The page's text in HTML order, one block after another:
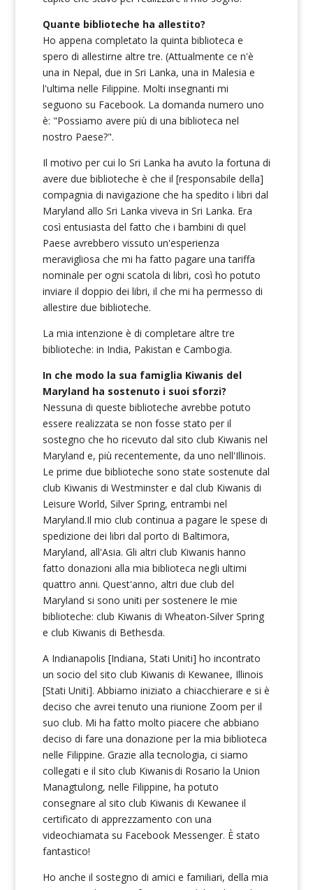
Quante biblioteche ha allestito?
Ho appena completato la quinta biblioteca e
spero di allestirne altre tre. (Attualmente ce n'è
una in Nepal, due in Sri Lanka, una in Malesia e
l'ultima nelle Filippine. Molti insegnanti mi
seguono su Facebook. La domanda numero uno
è: "Possiamo avere più di una biblioteca nel
nostro Paese?".
Il motivo per cui lo Sri Lanka ha avuto la fortuna di
avere due biblioteche è che il [responsabile della]
compagnia di navigazione che ha spedito i libri dal
Maryland allo Sri Lanka viveva in Sri Lanka. Era
così entusiasta del fatto che i bambini di quel
Paese avrebbero vissuto un'esperienza
meravigliosa che mi ha fatto pagare una tariffa
nominale per ogni scatola di libri, così ho potuto
inviare il doppio dei libri, il che mi ha permesso di
allestire due biblioteche.
La mia intenzione è di completare altre tre
biblioteche: in India, Pakistan e Cambogia.
In che modo la sua famiglia Kiwanis del
Maryland ha sostenuto i suoi sforzi?
Nessuna di queste biblioteche avrebbe potuto
essere realizzata se non fosse stato per il
sostegno che ho ricevuto dal sito club Kiwanis nel
Maryland e, più recentemente, da uno nell'Illinois.
Le prime due biblioteche sono state sostenute dal
club Kiwanis di Westminster e dal club Kiwanis di
Leisure World, Silver Spring, entrambi nel
Maryland.Il mio club continua a pagare le spese di
spedizione dei libri dal porto di Baltimora,
Maryland, all'Asia. Gli altri club Kiwanis hanno
fatto donazioni alla mia biblioteca negli ultimi
quattro anni. Quest'anno, altri due club del
Maryland si sono uniti per sostenere le mie
biblioteche: club Kiwanis di Wheaton-Silver Spring
e club Kiwanis di Bethesda.
A Indianapolis [Indiana, Stati Uniti] ho incontrato
un socio del sito club Kiwanis di Kewanee, Illinois
[Stati Uniti]. Abbiamo iniziato a chiacchierare e si è
deciso che avrei tenuto una riunione Zoom per il
suo club. Mi ha fatto molto piacere che abbiano
deciso di fare una donazione per la mia biblioteca
nelle Filippine. Grazie alla tecnologia, ci siamo
collegati e il sito club Kiwanis di Rosario la Union
Managtulong, nelle Filippine, ha potuto
consegnare al sito club Kiwanis di Kewanee il
certificato di apprezzamento con una
videochiamata su Facebook Messenger. È stato
fantastico!
Ho anche il sostegno di amici e familiari, della mia